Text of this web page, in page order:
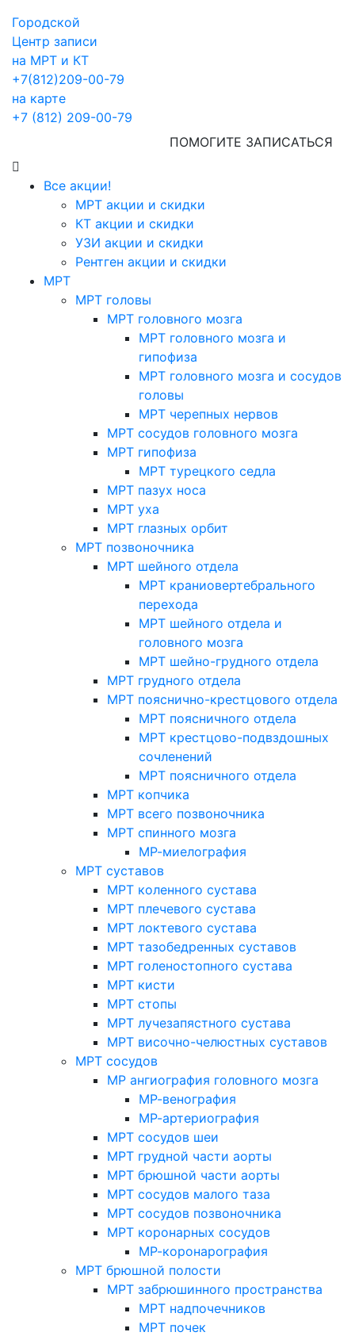
Городской
Центр записи
на МРТ и КТ
+7(812)209-00-79
на карте
+7 (812) 209-00-79
ПОМОГИТЕ ЗАПИСАТЬСЯ
Все акции!
МРТ акции и скидки
КТ акции и скидки
УЗИ акции и скидки
Рентген акции и скидки
МРТ
МРТ головы
МРТ головного мозга
МРТ головного мозга и
гипофиза
МРТ головного мозга и сосудов
головы
МРТ черепных нервов
МРТ сосудов головного мозга
МРТ гипофиза
МРТ турецкого седла
МРТ пазух носа
МРТ уха
МРТ глазных орбит
МРТ позвоночника
МРТ шейного отдела
МРТ краниовертебрального
перехода
МРТ шейного отдела и
головного мозга
МРТ шейно-грудного отдела
МРТ грудного отдела
МРТ пояснично-крестцового отдела
МРТ поясничного отдела
МРТ крестцово-подвздошных
сочленений
МРТ поясничного отдела
МРТ копчика
МРТ всего позвоночника
МРТ спинного мозга
МР-миелография
МРТ суставов
МРТ коленного сустава
МРТ плечевого сустава
МРТ локтевого сустава
МРТ тазобедренных суставов
МРТ голеностопного сустава
МРТ кисти
МРТ стопы
МРТ лучезапястного сустава
МРТ височно-челюстных суставов
МРТ сосудов
МР ангиография головного мозга
МР-венография
МР-артериография
МРТ сосудов шеи
МРТ грудной части аорты
МРТ брюшной части аорты
МРТ сосудов малого таза
МРТ сосудов позвоночника
МРТ коронарных сосудов
МР-коронарография
МРТ брюшной полости
МРТ забрюшинного пространства
МРТ надпочечников
МРТ почек